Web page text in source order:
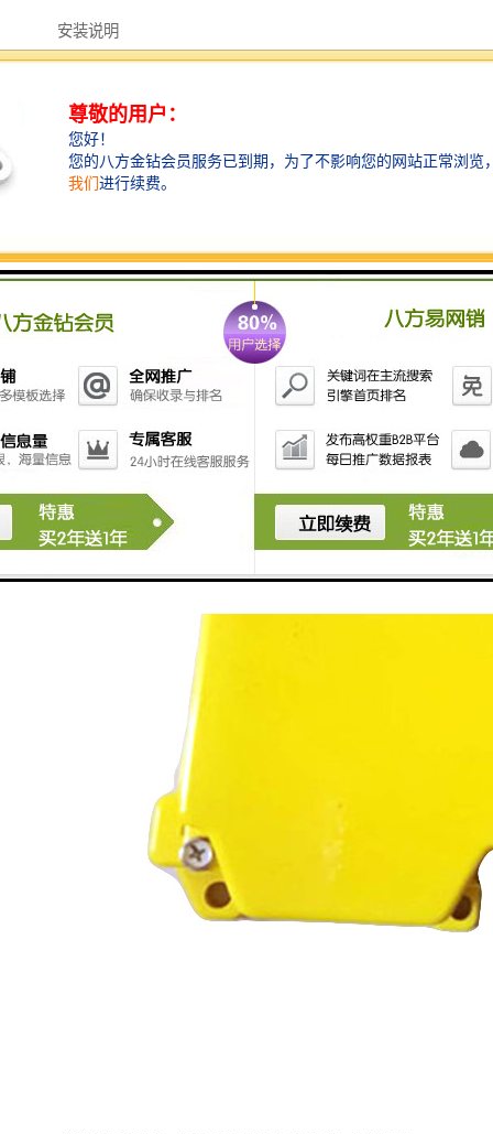
安装说明
将跑偏开关固定在支架上，然后hanjie在胶带机架上
100mm
胶带位于立辊下端1/3处
每50M胶带可安装跑偏开关一对